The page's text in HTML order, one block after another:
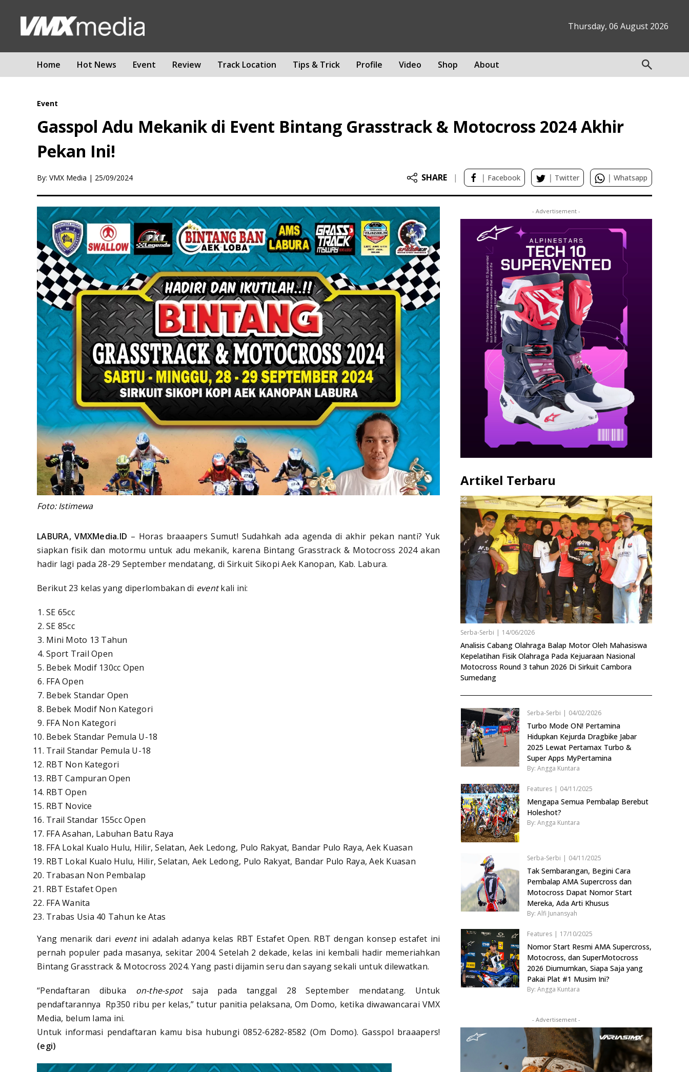
Thursday, 06 August 2026
Home Hot News Event Review Track Location Tips & Trick Profile Video Shop About
Event
Gasspol Adu Mekanik di Event Bintang Grasstrack & Motocross 2024 Akhir
Pekan Ini!
By: VMX Media | 25/09/2024 SHARE | | Facebook | Twitter | Whatsapp
Foto: Istimewa
LABURA, VMXMedia.ID – Horas braaapers Sumut! Sudahkah ada agenda di akhir pekan nanti? Yuk
siapkan fisik dan motormu untuk adu mekanik, karena Bintang Grasstrack & Motocross 2024 akan
hadir lagi pada 28-29 September mendatang, di Sirkuit Sikopi Aek Kanopan, Kab. Labura.
Berikut 23 kelas yang diperlombakan di eventkali ini:
SE 65cc
SE 85cc
Mini Moto 13 Tahun
Sport Trail Open
Bebek Modif 130cc Open
FFA Open
Bebek Standar Open
Bebek Modif Non Kategori
FFA Non Kategori
Bebek Standar Pemula U-18
Trail Standar Pemula U-18
RBT Non Kategori
RBT Campuran Open
RBT Open
RBT Novice
Trail Standar 155cc Open
FFA Asahan, Labuhan Batu Raya
FFA Lokal Kualo Hulu, Hilir, Selatan, Aek Ledong, Pulo Rakyat, Bandar Pulo Raya, Aek Kuasan
RBT Lokal Kualo Hulu, Hilir, Selatan, Aek Ledong, Pulo Rakyat, Bandar Pulo Raya, Aek Kuasan
Trabasan Non Pembalap
RBT Estafet Open
FFA Wanita
Trabas Usia 40 Tahun ke Atas
Yang menarik dari event ini adalah adanya kelas RBT Estafet Open. RBT dengan konsep estafet ini
pernah populer pada masanya, sekitar 2004. Setelah 2 dekade, kelas ini kembali hadir memeriahkan
Bintang Grasstrack & Motocross 2024. Yang pasti dijamin seru dan sayang sekali untuk dilewatkan.
“Pendaftaran dibuka on-the-spotsaja pada tanggal 28 September mendatang. Untuk
pendaftarannya Rp350 ribu per kelas,” tutur panitia pelaksana, Om Domo, ketika diwawancarai VMX
Media, belum lama ini.
Untuk informasi pendaftaran kamu bisa hubungi 0852-6282-8582 (Om Domo). Gasspol braaapers!
(egi)
- Advertisement -
Artikel Terbaru
Serba-Serbi | 14/06/2026
Analisis Cabang Olahraga Balap Motor Oleh Mahasiswa
Kepelatihan Fisik Olahraga Pada Kejuaraan Nasional
Motocross Round 3 tahun 2026 Di Sirkuit Cambora
Sumedang
Serba-Serbi | 04/02/2026
Turbo Mode ON! Pertamina
Hidupkan Kejurda Dragbike Jabar
2025 Lewat Pertamax Turbo &
Super Apps MyPertamina
By: Angga Kuntara
Features | 04/11/2025
Mengapa Semua Pembalap Berebut
Holeshot?
By: Angga Kuntara
Serba-Serbi | 04/11/2025
Tak Sembarangan, Begini Cara
Pembalap AMA Supercross dan
Motocross Dapat Nomor Start
Mereka, Ada Arti Khusus
By: Alfi Junansyah
Features | 17/10/2025
Nomor Start Resmi AMA Supercross,
Motocross, dan SuperMotocross
2026 Diumumkan, Siapa Saja yang
Pakai Plat #1 Musim Ini?
By: Angga Kuntara
- Advertisement -